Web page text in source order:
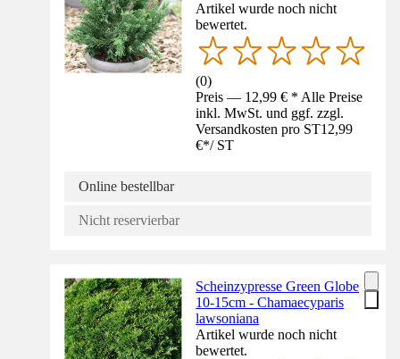
Artikel wurde noch nicht
bewertet.
(0)
Preis — 12,99 € * Alle Preise
inkl. MwSt. und ggf. zzgl.
Versandkosten pro ST12,99
€*/ ST
Online bestellbar
Nicht reservierbar
Scheinzypresse Green Globe
10-15cm - Chamaecyparis
lawsoniana
Artikel wurde noch nicht
bewertet.